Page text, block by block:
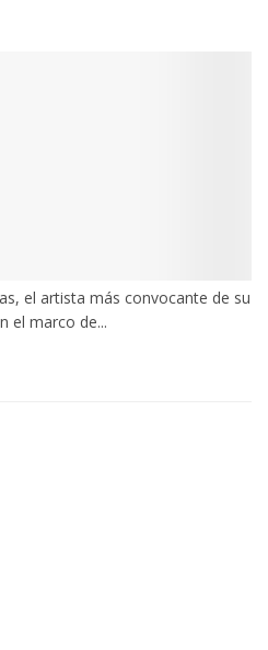
el artista más convocante de su
el marco de...